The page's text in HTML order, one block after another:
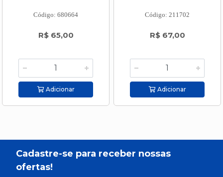
Código: 680664
R$ 65,00
Adicionar
Código: 211702
R$ 67,00
Adicionar
Cadastre-se para receber nossas
ofertas!